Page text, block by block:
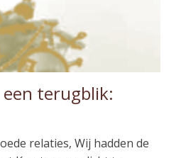
terugblik:
relaties, Wij hadden de